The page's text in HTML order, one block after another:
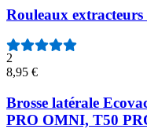
Rouleaux
2
8,95 €
Brosse latérale
PRO OMNI, T50